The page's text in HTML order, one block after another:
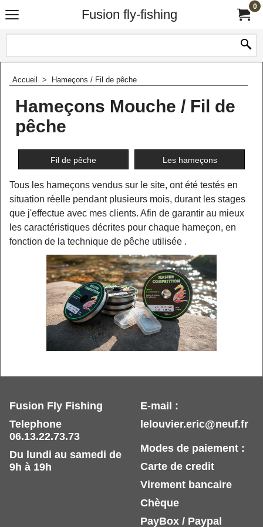
Fusion fly-fishing
0
Accueil > Hameçons / Fil de pêche
Hameçons Mouche / Fil de
pêche
Fil de pêche Les hameçons
Tous les hameçons vendus sur le site, ont été testés en
situation réelle pendant plusieurs mois, durant les stages
que j'effectue avec mes clients. Afin de garantir au mieux
les caractéristiques décrites pour chaque hameçon, en
fonction de la technique de pêche utilisée .
Fusion Fly Fishing
Telephone
06.13.22.73.73
Du lundi au samedi de
9h à 19h
E-mail :
lelouvier.eric@neuf.fr
Modes de paiement :
Carte de credit
Virement bancaire
Chèque
PayBox / Paypal